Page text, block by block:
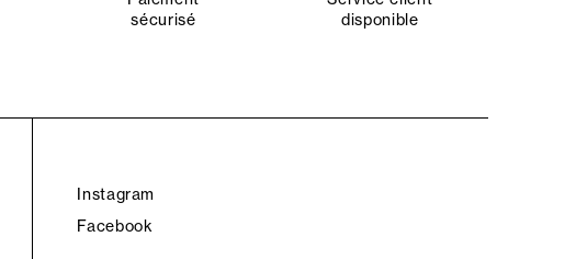
sécurisé
disponible
Instagram
Facebook